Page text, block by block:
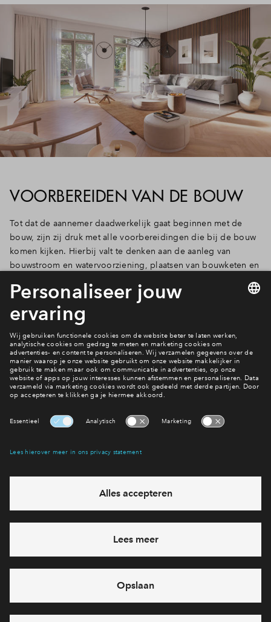
Inloggen
VOORBEREIDEN VAN DE BOUW
Tot dat de aannemer daadwerkelijk gaat beginnen met de
bouw, zijn zij druk met alle voorbereidingen die bij de bouw
komen kijken. Hierbij valt te denken aan de aanleg van
bouwstroom en watervoorziening, plaatsen van bouwketen en
heipalen.
De kopersbegeleider informeert alle kopers verder tijdens de
Benieuwd naar het aanbod?
Bekijk de woningen
eventuele projecten
Ja, ik wil mij aanmelden
Heb je een vraag en wil je direct antwoord? Bel ons op088
712 27 47
6 dagen per week beschikbaar (behalve tijdens
feestdagen)